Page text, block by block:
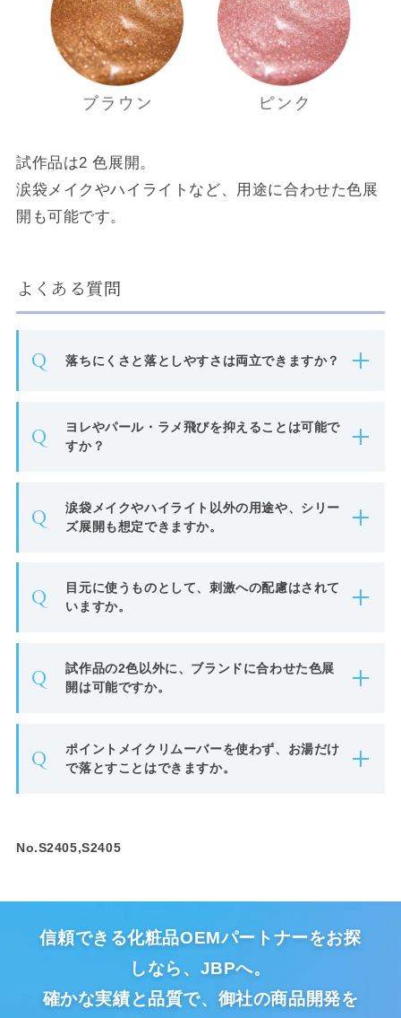
試作品は2 色展開。
涙袋メイクやハイライトなど、用途に合わせた色展
開も可能です。
よくある質問
Q 落ちにくさと落としやすさは両立できますか？
Q
ヨレやパール・ラメ飛びを抑えることは可能で
すか？
Q
涙袋メイクやハイライト以外の用途や、シリー
ズ展開も想定できますか。
Q
目元に使うものとして、刺激への配慮はされて
いますか。
Q
試作品の2色以外に、ブランドに合わせた色展
開は可能ですか。
Q
ポイントメイクリムーバーを使わず、お湯だけ
で落とすことはできますか。
No.S2405,S2405
信頼できる化粧品OEMパートナーをお探
しなら、JBPへ。
確かな実績と品質で、御社の商品開発を